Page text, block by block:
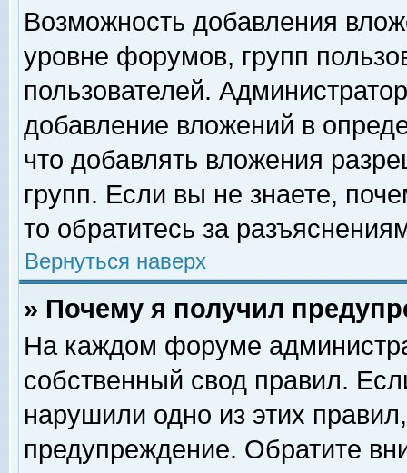
Возможность добавления
уровне форумов, групп
пользователей.
добавление вложений в
что добавлять вложения
групп. Если вы не знаете,
то обратитесь за
Вернуться наверх
» Почему я получил
На каждом форуме
собственный свод правил.
нарушили одно из этих
предупреждение. Обратите